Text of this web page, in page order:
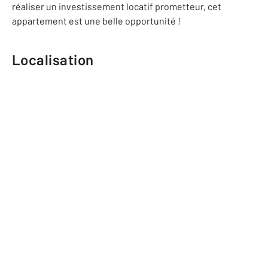
réaliser un investissement locatif prometteur, cet
appartement est une belle opportunité !
Localisation